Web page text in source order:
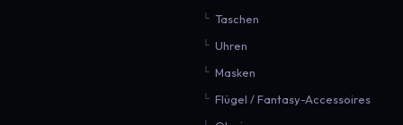
Taschen
Uhren
Masken
Flügel / Fantasy-Accessoires